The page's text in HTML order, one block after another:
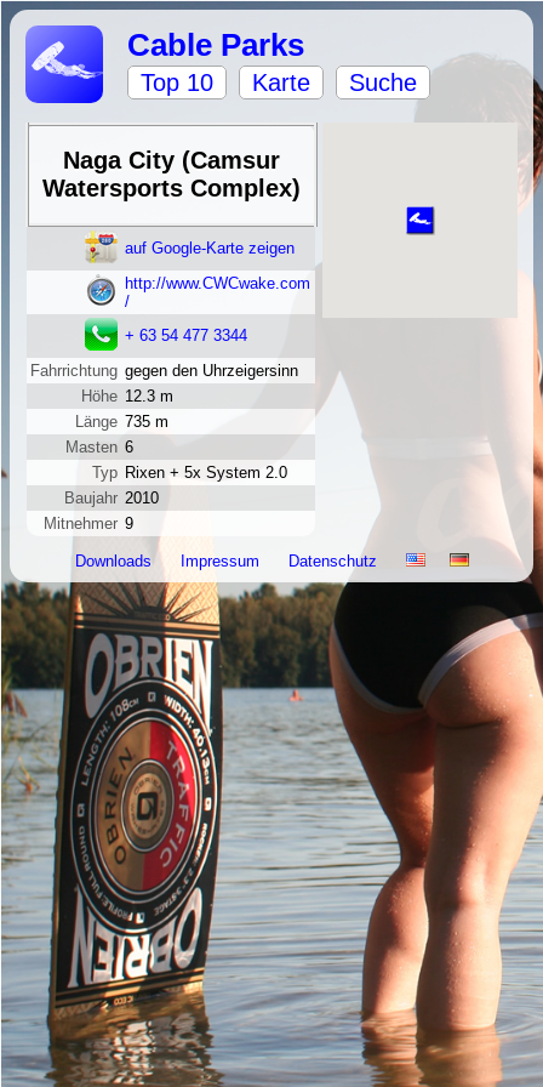
Cable Parks
Top 10 Karte Suche
Naga City (Camsur
Watersports Complex)
auf Google-Karte zeigen
http://www.CWCwake.com
/
+ 63 54 477 3344
Fahrrichtung gegen den Uhrzeigersinn
Höhe 12.3 m
Länge 735 m
Masten 6
Typ Rixen + 5x System 2.0
Baujahr 2010
Mitnehmer 9
Downloads Impressum Datenschutz